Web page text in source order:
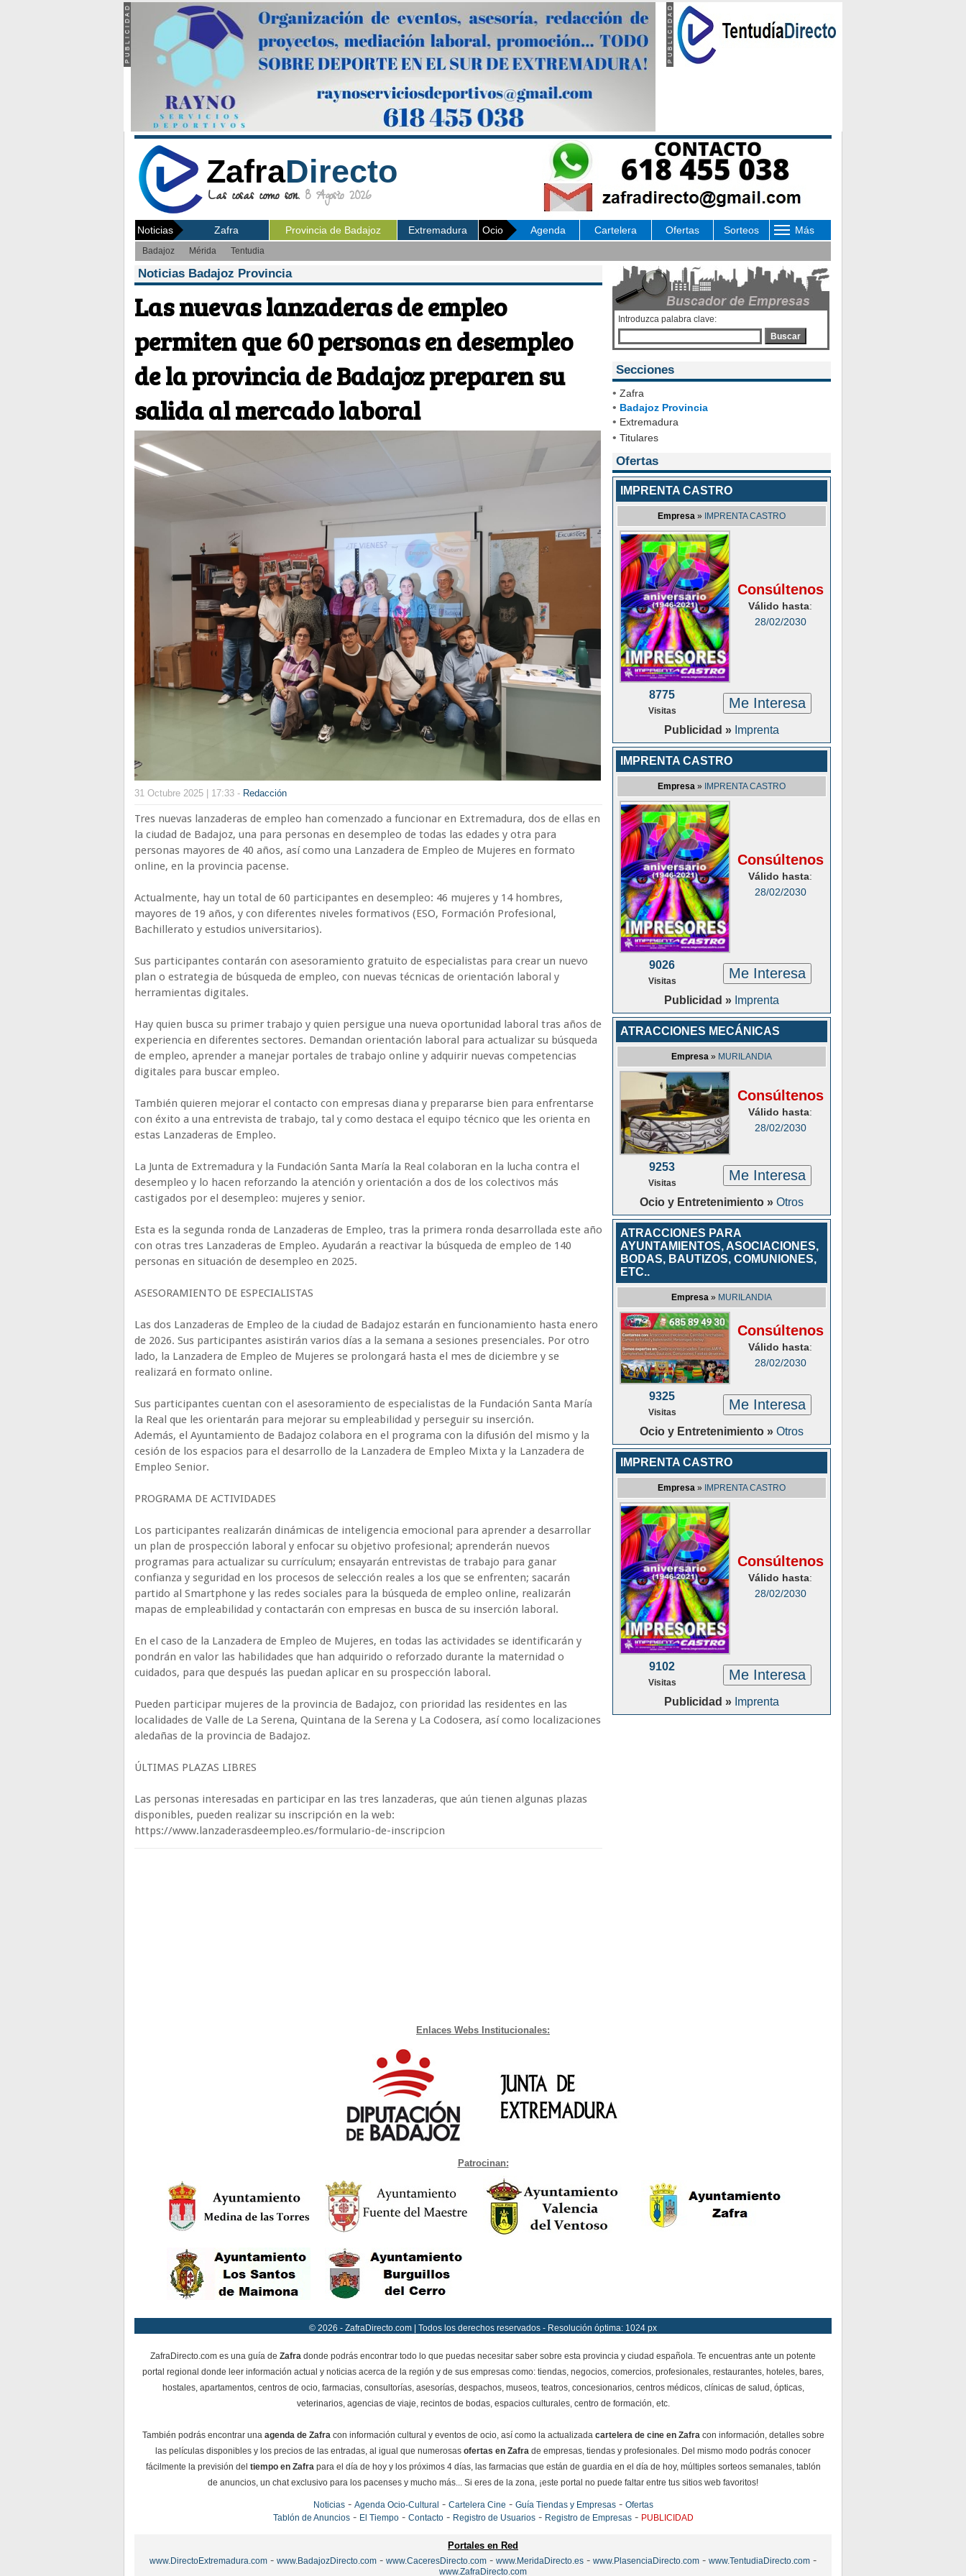
ZafraDirecto
Las cosas como son. 8 Agosto 2026
Noticias Zafra Provincia de Badajoz Extremadura Ocio Agenda Cartelera Ofertas Sorteos Más
Badajoz Mérida Tentudia
Noticias Badajoz Provincia
Las nuevas lanzaderas de empleo
permiten que 60 personas en desempleo
de la provincia de Badajoz preparen su
salida al mercado laboral
31 Octubre 2025 | 17:33 - Redacción
Tres nuevas lanzaderas de empleo han comenzado a funcionar en Extremadura, dos de ellas en
la ciudad de Badajoz, una para personas en desempleo de todas las edades y otra para
personas mayores de 40 años, así como una Lanzadera de Empleo de Mujeres en formato
online, en la provincia pacense.
Actualmente, hay un total de 60 participantes en desempleo: 46 mujeres y 14 hombres,
mayores de 19 años, y con diferentes niveles formativos (ESO, Formación Profesional,
Bachillerato y estudios universitarios).
Sus participantes contarán con asesoramiento gratuito de especialistas para crear un nuevo
plan o estrategia de búsqueda de empleo, con nuevas técnicas de orientación laboral y
herramientas digitales.
Hay quien busca su primer trabajo y quien persigue una nueva oportunidad laboral tras años de
experiencia en diferentes sectores. Demandan orientación laboral para actualizar su búsqueda
de empleo, aprender a manejar portales de trabajo online y adquirir nuevas competencias
digitales para buscar empleo.
También quieren mejorar el contacto con empresas diana y prepararse bien para enfrentarse
con éxito a una entrevista de trabajo, tal y como destaca el equipo técnico que les orienta en
estas Lanzaderas de Empleo.
La Junta de Extremadura y la Fundación Santa María la Real colaboran en la lucha contra el
desempleo y lo hacen reforzando la atención y orientación a dos de los colectivos más
castigados por el desempleo: mujeres y senior.
Esta es la segunda ronda de Lanzaderas de Empleo, tras la primera ronda desarrollada este año
con otras tres Lanzaderas de Empleo. Ayudarán a reactivar la búsqueda de empleo de 140
personas en situación de desempleo en 2025.
ASESORAMIENTO DE ESPECIALISTAS
Las dos Lanzaderas de Empleo de la ciudad de Badajoz estarán en funcionamiento hasta enero
de 2026. Sus participantes asistirán varios días a la semana a sesiones presenciales. Por otro
lado, la Lanzadera de Empleo de Mujeres se prolongará hasta el mes de diciembre y se
realizará en formato online.
Sus participantes cuentan con el asesoramiento de especialistas de la Fundación Santa María
la Real que les orientarán para mejorar su empleabilidad y perseguir su inserción.
Además, el Ayuntamiento de Badajoz colabora en el programa con la difusión del mismo y la
cesión de los espacios para el desarrollo de la Lanzadera de Empleo Mixta y la Lanzadera de
Empleo Senior.
PROGRAMA DE ACTIVIDADES
Los participantes realizarán dinámicas de inteligencia emocional para aprender a desarrollar
un plan de prospección laboral y enfocar su objetivo profesional; aprenderán nuevos
programas para actualizar su currículum; ensayarán entrevistas de trabajo para ganar
confianza y seguridad en los procesos de selección reales a los que se enfrenten; sacarán
partido al Smartphone y las redes sociales para la búsqueda de empleo online, realizarán
mapas de empleabilidad y contactarán con empresas en busca de su inserción laboral.
En el caso de la Lanzadera de Empleo de Mujeres, en todas las actividades se identificarán y
pondrán en valor las habilidades que han adquirido o reforzado durante la maternidad o
cuidados, para que después las puedan aplicar en su prospección laboral.
Pueden participar mujeres de la provincia de Badajoz, con prioridad las residentes en las
localidades de Valle de La Serena, Quintana de la Serena y La Codosera, así como localizaciones
aledañas de la provincia de Badajoz.
ÚLTIMAS PLAZAS LIBRES
Las personas interesadas en participar en las tres lanzaderas, que aún tienen algunas plazas
disponibles, pueden realizar su inscripción en la web:
https://www.lanzaderasdeempleo.es/formulario-de-inscripcion
Introduzca palabra clave:
Buscar
Secciones
• Zafra
• Badajoz Provincia
• Extremadura
• Titulares
Ofertas
IMPRENTA CASTRO
Empresa » IMPRENTA CASTRO
Consúltenos
Válido hasta:
28/02/2030
8775
Visitas Me Interesa
Publicidad » Imprenta
IMPRENTA CASTRO
Empresa » IMPRENTA CASTRO
Consúltenos
Válido hasta:
28/02/2030
9026
Visitas Me Interesa
Publicidad » Imprenta
ATRACCIONES MECÁNICAS
Empresa » MURILANDIA
Consúltenos
Válido hasta:
28/02/2030
9253
Visitas Me Interesa
Ocio y Entretenimiento » Otros
ATRACCIONES PARA
AYUNTAMIENTOS, ASOCIACIONES,
BODAS, BAUTIZOS, COMUNIONES,
ETC..
Empresa » MURILANDIA
Consúltenos
Válido hasta:
28/02/2030
9325
Visitas Me Interesa
Ocio y Entretenimiento » Otros
IMPRENTA CASTRO
Empresa » IMPRENTA CASTRO
Consúltenos
Válido hasta:
28/02/2030
9102
Visitas Me Interesa
Publicidad » Imprenta
Enlaces Webs Institucionales:
Patrocinan:
© 2026 - ZafraDirecto.com | Todos los derechos reservados - Resolución óptima: 1024 px
ZafraDirecto.com es una guía de Zafra donde podrás encontrar todo lo que puedas necesitar saber sobre esta provincia y ciudad española. Te encuentras ante un potente
portal regional donde leer información actual y noticias acerca de la región y de sus empresas como: tiendas, negocios, comercios, profesionales, restaurantes, hoteles, bares,
hostales, apartamentos, centros de ocio, farmacias, consultorías, asesorías, despachos, museos, teatros, concesionarios, centros médicos, clínicas de salud, ópticas,
veterinarios, agencias de viaje, recintos de bodas, espacios culturales, centro de formación, etc.
También podrás encontrar una agenda de Zafracon información cultural y eventos de ocio, así como la actualizada cartelera de cine en Zafracon información, detalles sobre
las películas disponibles y los precios de las entradas, al igual que numerosas ofertas en Zafra de empresas, tiendas y profesionales. Del mismo modo podrás conocer
fácilmente la previsión del tiempo en Zafrapara el día de hoy y los próximos 4 días, las farmacias que están de guardia en el día de hoy, múltiples sorteos semanales, tablón
de anuncios, un chat exclusivo para los pacenses y mucho más... Si eres de la zona, ¡este portal no puede faltar entre tus sitios web favoritos!
Noticias- Agenda Ocio-Cultural - Cartelera Cine - Guía Tiendas y Empresas- Ofertas
Tablón de Anuncios- El Tiempo- Contacto- Registro de Usuarios- Registro de Empresas- PUBLICIDAD
Portales en Red
www.DirectoExtremadura.com - www.BadajozDirecto.com - www.CaceresDirecto.com - www.MeridaDirecto.es - www.PlasenciaDirecto.com - www.TentudiaDirecto.com -
www.ZafraDirecto.com